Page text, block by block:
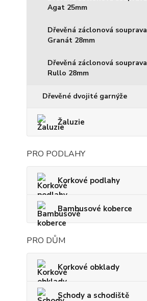
Agat 25mm
Dřevěná záclonová souprava
Granát 28mm
Dřevěná záclonová souprava
Rullo 28mm
Dřevěné dvojité garnýže
Žaluzie
PRO PODLAHY
Korkové podlahy
Bambusové koberce
PRO DŮM
Korkové obklady
Schody a schodiště